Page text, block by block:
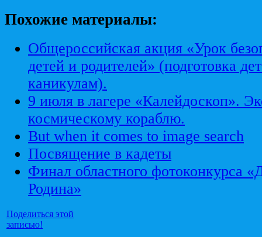
Похожие материалы:
Общероссийская акция «Урок
детей и родителей» (подготовка
каникулам).
9 июля в лагере «Калейдоскоп».
космическому кораблю.
But when it comes to image search
Посвящение в кадеты
Финал областного фотоконкурса
Родина»
Поделиться этой
записью!